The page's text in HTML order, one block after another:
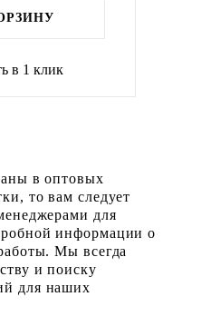
в 1 клик
в оптовых
то вам следует
для
информации о
Мы всегда
и поиску
для наших